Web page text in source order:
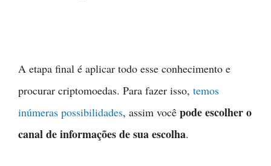
A etapa final é aplicar todo esse conhecimento e
procurar criptomoedas. Para fazer isso, temos
inúmeras possibilidades, assim você pode escolher o
canal de informações de sua escolha.